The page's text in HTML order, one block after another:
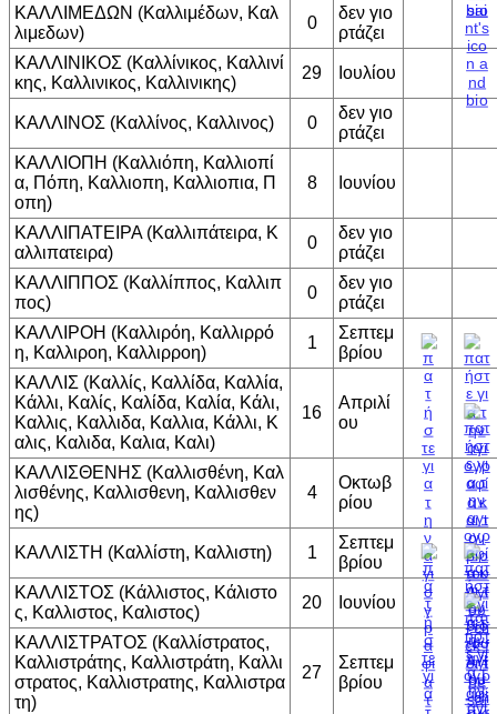
ΚΑΛΛΙΜΕΔΩΝ (Καλλιμέδων, Καλ
λιμεδων)
0
δεν γιο
ρτάζει
ΚΑΛΛΙΝΙΚΟΣ (Καλλίνικος, Καλλινί
κης, Καλλινικος, Καλλινικης)
29 Ιουλίου
ΚΑΛΛΙΝΟΣ (Καλλίνος, Καλλινος) 0
δεν γιο
ρτάζει
ΚΑΛΛΙΟΠΗ (Καλλιόπη, Καλλιοπί
α, Πόπη, Καλλιοπη, Καλλιοπια, Π
οπη)
8 Ιουνίου
ΚΑΛΛΙΠΑΤΕΙΡΑ (Καλλιπάτειρα, Κ
αλλιπατειρα)
0
δεν γιο
ρτάζει
ΚΑΛΛΙΠΠΟΣ (Καλλίππος, Καλλιπ
πος)
0
δεν γιο
ρτάζει
ΚΑΛΛΙΡΟΗ (Καλλιρόη, Καλλιρρό
η, Καλλιροη, Καλλιρροη)
1
Σεπτεμ
βρίου
ΚΑΛΛΙΣ (Καλλίς, Καλλίδα, Καλλία,
Κάλλι, Καλίς, Καλίδα, Καλία, Κάλι,
Καλλις, Καλλιδα, Καλλια, Κάλλι, Κ
αλις, Καλιδα, Καλια, Καλι)
16
Απριλί
ου
ΚΑΛΛΙΣΘΕΝΗΣ (Καλλισθένη, Καλ
λισθένης, Καλλισθενη, Καλλισθεν
ης)
4
Οκτωβ
ρίου
ΚΑΛΛΙΣΤΗ (Καλλίστη, Καλλιστη) 1
Σεπτεμ
βρίου
ΚΑΛΛΙΣΤΟΣ (Κάλλιστος, Κάλιστο
ς, Καλλιστος, Καλιστος)
20 Ιουνίου
ΚΑΛΛΙΣΤΡΑΤΟΣ (Καλλίστρατος,
Καλλιστράτης, Καλλιστράτη, Καλλι
στρατος, Καλλιστρατης, Καλλιστρα
τη)
27
Σεπτεμ
βρίου